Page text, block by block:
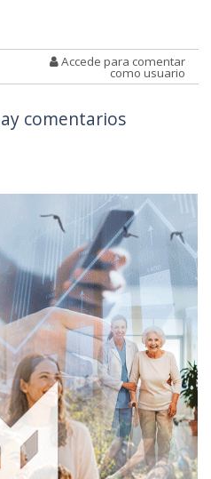
Accede para comentar
como usuario
comentarios